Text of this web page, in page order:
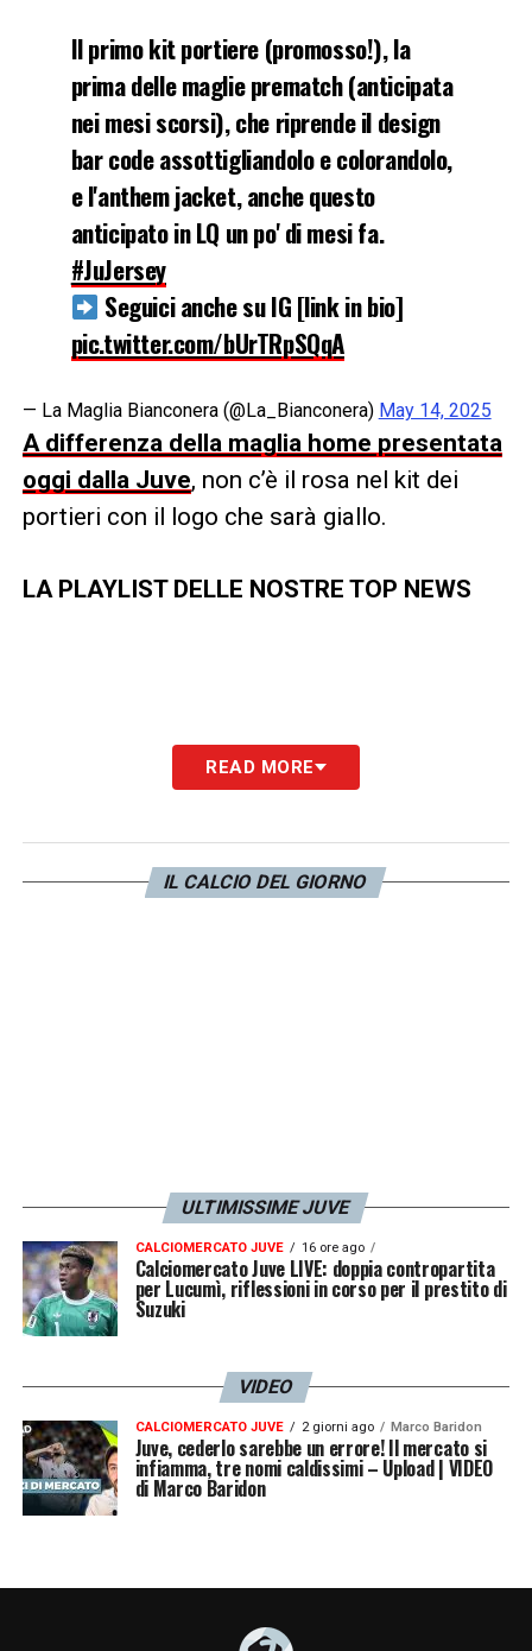
Il primo kit portiere (promosso!), la
prima delle maglie prematch (anticipata
nei mesi scorsi), che riprende il design
bar code assottigliandolo e colorandolo,
e l'anthem jacket, anche questo
anticipato in LQ un po' di mesi fa.
#JuJersey
Seguici anche su IG [link in bio]
pic.twitter.com/bUrTRpSQqA
— La Maglia Bianconera (@La_Bianconera) May 14, 2025
A differenza della maglia home presentata
oggi dalla Juve, non c’è il rosa nel kit dei
portieri con il logo che sarà giallo.
LA PLAYLIST DELLE NOSTRE TOP NEWS
READ MORE
IL CALCIO DEL GIORNO
ULTIMISSIME JUVE
CALCIOMERCATO JUVE 16 ore ago
Calciomercato Juve LIVE: doppia contropartita
per Lucumì, riflessioni in corso per il prestito di
Suzuki
VIDEO
CALCIOMERCATO JUVE 2 giorni ago Marco Baridon
Juve, cederlo sarebbe un errore! Il mercato si
infiamma, tre nomi caldissimi – Upload | VIDEO
di Marco Baridon